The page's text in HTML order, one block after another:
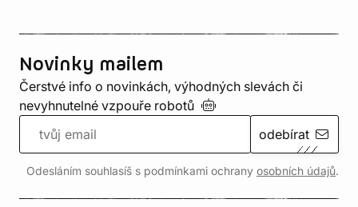
Novinky mailem
Čerstvé info o novinkách, výhodných slevách či
nevyhnutelné vzpouře robotů
odebírat
Odesláním souhlasíš s podmínkami ochrany osobních údajů.